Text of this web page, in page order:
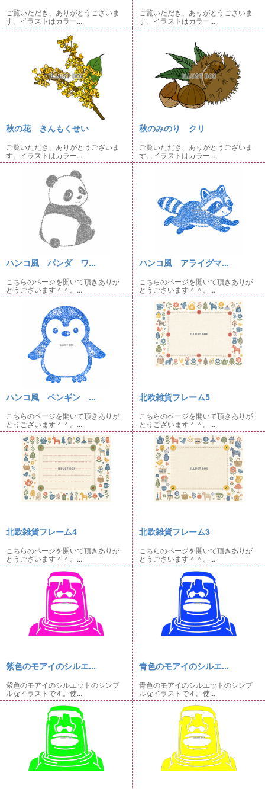
ご覧いただき、ありがとうございま
す。イラストはカラー...
ご覧いただき、ありがとうございま
す。イラストはカラー...
秋の花 きんもくせい
ご覧いただき、ありがとうございま
す。イラストはカラー...
秋のみのり クリ
ご覧いただき、ありがとうございま
す。イラストはカラー...
ハンコ風 パンダ ワ...
こちらのページを開いて頂きありが
とうございます＾＾。...
ハンコ風 アライグマ...
こちらのページを開いて頂きありが
とうございます＾＾。...
ハンコ風 ペンギン ...
こちらのページを開いて頂きありが
とうございます＾＾。...
北欧雑貨フレーム5
こちらのページを開いて頂きありが
とうございます＾＾。...
北欧雑貨フレーム4
こちらのページを開いて頂きありが
とうございます＾＾。...
北欧雑貨フレーム3
こちらのページを開いて頂きありが
とうございます＾＾。...
紫色のモアイのシルエ...
紫色のモアイのシルエットのシンプ
ルなイラストです。使...
青色のモアイのシルエ...
青色のモアイのシルエットのシンプ
ルなイラストです。使...